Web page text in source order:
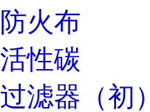
防火布
活性碳
过滤器（初）